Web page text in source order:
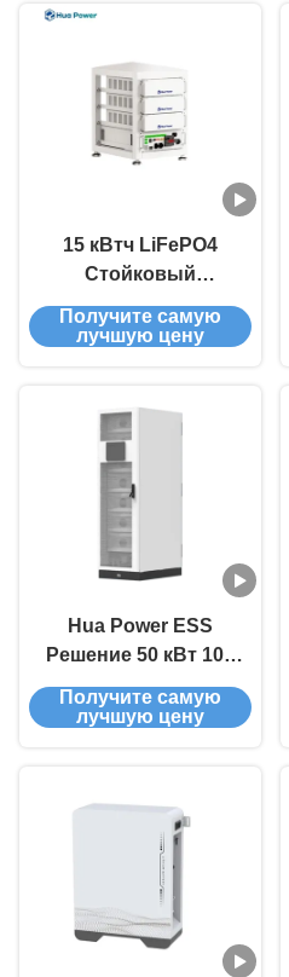
15 кВтч LiFePO4
Стойковый
аккумулятор 172,8 В
коммерческий ESS
Получите самую
лучшую цену
Hua Power ESS
Решение 50 кВт 100
кВт / ч Включенная в
сеть Отключенная от
внутреннего хранения
энергии Батарея
LiFePO4
Получите самую
лучшую цену